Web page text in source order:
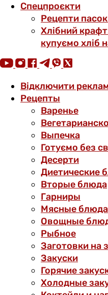
Спецпроєкти
Рецепти
Хлібний
купуємо хліб
Відключити
Рецепты
Варенье
Выпечка
Готуємо без
Десерти
Диетические
Вторые блюда
Гарниры
Мясные блюда
Овощные
Рыбное
Заготовки на
Закуски
Горячие
Холодные